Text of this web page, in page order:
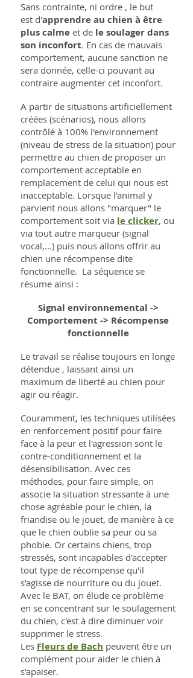
Sans contrainte, ni ordre , le but
est d'apprendre au chien à être
plus calme et de le soulager dans
son inconfort. En cas de mauvais
comportement, aucune sanction ne
sera donnée, celle-ci pouvant au
contraire augmenter cet inconfort.
A partir de situations artificiellement
créées (scénarios), nous allons
contrôlé à 100% l'environnement
(niveau de stress de la situation) pour
permettre au chien de proposer un
comportement acceptable en
remplacement de celui qui nous est
inacceptable. Lorsque l'animal y
parvient nous allons "marquer" le
comportement soit via le clicker, ou
via tout autre marqueur (signal
vocal,...) puis nous allons offrir au
chien une récompense dite
fonctionnelle. La séquence se
résume ainsi :
Signal environnemental ->
Comportement -> Récompense
fonctionnelle
Le travail se réalise toujours en longe
détendue , laissant ainsi un
maximum de liberté au chien pour
agir ou réagir.
Couramment, les techniques utilisées
en renforcement positif pour faire
face à la peur et l'agression sont le
contre-conditionnement et la
désensibilisation. Avec ces
méthodes, pour faire simple, on
associe la situation stressante à une
chose agréable pour le chien, la
friandise ou le jouet, de manière à ce
que le chien oublie sa peur ou sa
phobie. Or certains chiens, trop
stressés, sont incapables d'accepter
tout type de récompense qu'il
s'agisse de nourriture ou du jouet.
Avec le BAT, on élude ce problème
en se concentrant sur le soulagement
du chien, c'est à dire diminuer voir
supprimer le stress.
Les Fleurs de Bach peuvent être un
complément pour aider le chien à
s'apaiser.